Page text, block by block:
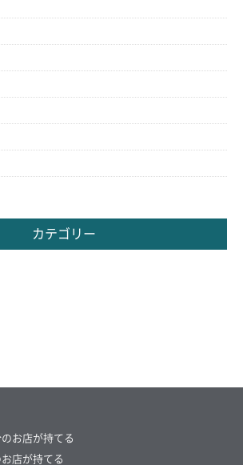
カテゴリー
お店が持てる
店が持てる